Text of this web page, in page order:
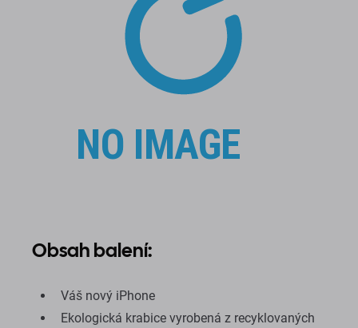
Obsah balení:
Váš nový iPhone
Ekologická krabice vyrobená z recyklovaných